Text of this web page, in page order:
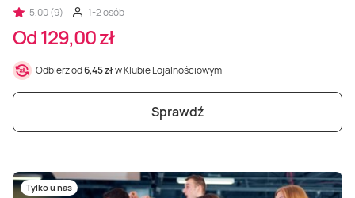
5,00 (9)
1-2 osób
Od 129,00 zł
Odbierz od6,45 złw Klubie Lojalnościowym
Sprawdź
Tylko u nas